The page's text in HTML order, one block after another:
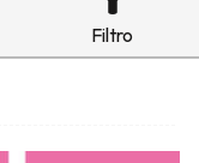
Filtro